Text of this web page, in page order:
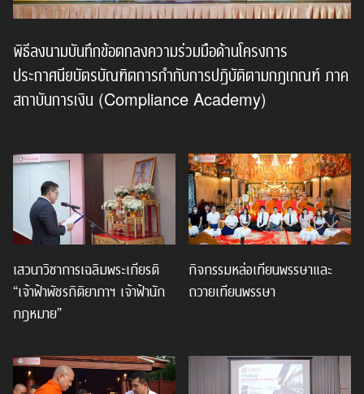
พิธีลงนามบันทึกข้อตกลงความร่วมมือด้านโครงการ
ประกาศนียบัตรบัณฑิตการกำกับการปฏิบัติตามกฎเกณฑ์ ภาค
สถาบันการเงิน (Compliance Academy)
เสวนาวิชาการเฉลิมพระเกียรติ
“เจ้าฟ้าพัชรกิติยาภาฯ เจ้าฟ้านัก
กฎหมาย”
กิจกรรมหล่อเทียนพรรษาและ
ถวายเทียนพรรษา